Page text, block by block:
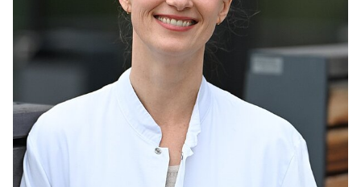
Anreise